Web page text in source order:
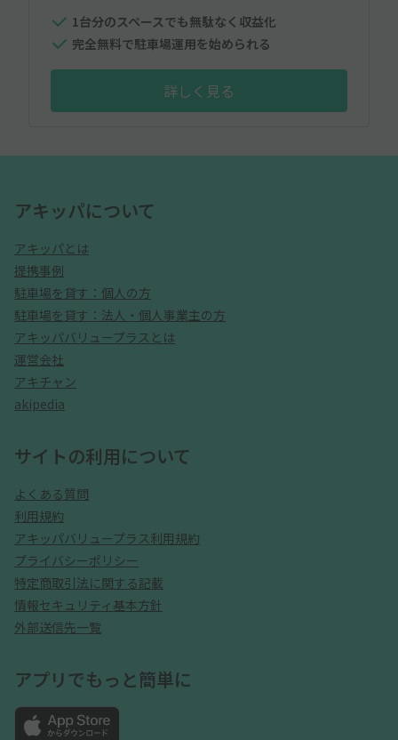
1台分のスペースでも無駄なく収益化
完全無料で駐車場運用を始められる
詳しく見る
アキッパについて
アキッパとは
提携事例
駐車場を貸す：個人の方
駐車場を貸す：法人・個人事業主の方
アキッパバリュープラスとは
運営会社
アキチャン
akipedia
サイトの利用について
よくある質問
利用規約
アキッパバリュープラス利用規約
プライバシーポリシー
特定商取引法に関する記載
情報セキュリティ基本方針
外部送信先一覧
アプリでもっと簡単に